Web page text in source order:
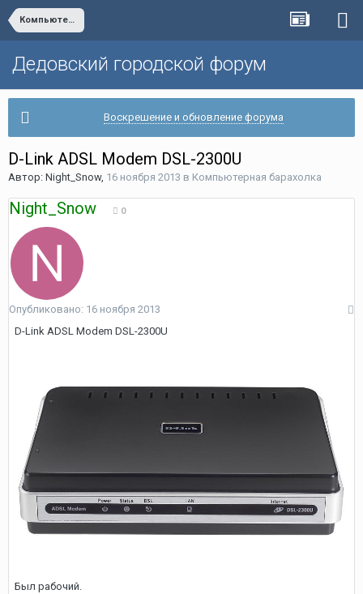
Компьютерная барахолка
Дедовский городской форум
Воскрешение и обновление форума
D-Link ADSL Modem DSL-2300U
Автор: Night_Snow, 16 ноября 2013 в Компьютерная барахолка
Night_Snow 0
Опубликовано: 16 ноября 2013
D-Link ADSL Modem DSL-2300U
Был рабочий.